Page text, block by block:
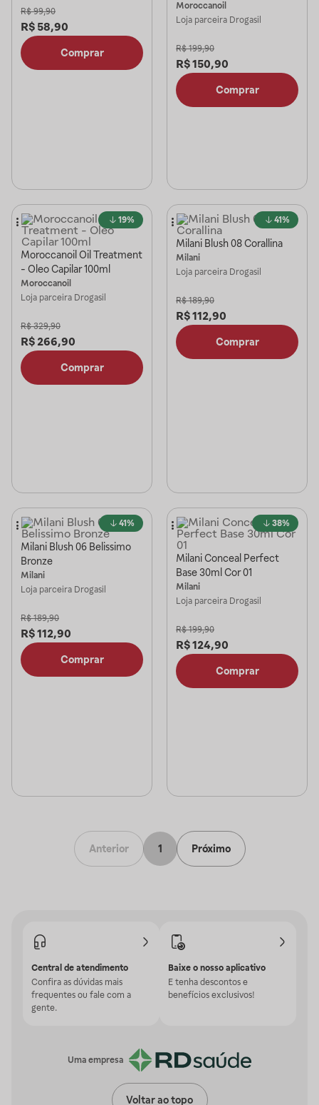
R$ 99,90
R$ 58,90
Comprar
Moroccanoil
Loja parceira Drogasil
R$ 199,90
R$150,90
Comprar
19%
Moroccanoil Oil Treatment
- Oleo Capilar 100ml
Moroccanoil
Loja parceira Drogasil
R$ 329,90
R$ 266,90
Comprar
41%
Milani Blush 08 Corallina
Milani
Loja parceira Drogasil
R$ 189,90
R$112,90
Comprar
41%
Milani Blush 06 Belissimo
Bronze
Milani
Loja parceira Drogasil
R$ 189,90
R$112,90
Comprar
38%
Milani Conceal Perfect
Base 30ml Cor 01
Milani
Loja parceira Drogasil
R$ 199,90
R$124,90
Comprar
Anterior 1 Próximo
Central de atendimento
Confira as dúvidas mais
frequentes ou fale com a
gente.
Baixe o nosso aplicativo
E tenha descontos e
benefícios exclusivos!
Uma empresa
Voltar ao topo